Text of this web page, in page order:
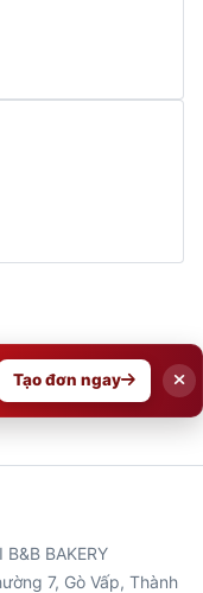
Tạo đơn ngay
BAKERY
7, Gò Vấp, Thành